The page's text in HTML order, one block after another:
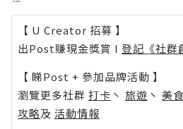
【 U Creator 招募 】
出Post賺現金獎賞 l 登記《社群
【 睇Post + 參加品牌活動 】
瀏覽更多社群 打卡 丶 旅遊 丶 美食
攻略及 活動情報